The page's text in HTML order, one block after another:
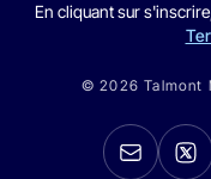
En cliquant sur
© 2026 Talmont